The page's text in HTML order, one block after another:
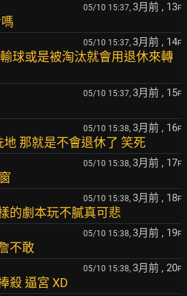
05/10 15:37, 3月前 , 13F
05/10 15:37, 3月前 , 14F
球或是被淘汰就會用退休來轉
05/10 15:37, 3月前 , 15F
05/10 15:38, 3月前 , 16F
那就是不會退休了 笑死
05/10 15:38, 3月前 , 17F
05/10 15:38, 3月前 , 18F
的劇本玩不膩真可悲
05/10 15:38, 3月前 , 19F
不敢
05/10 15:38, 3月前 , 20F
殺 逼宮 XD